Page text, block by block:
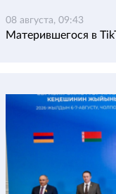
08 августа, 09:43
Матерившегося в